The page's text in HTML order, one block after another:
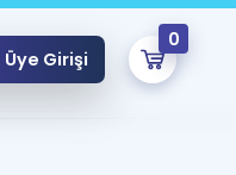
Üye Girişi
0